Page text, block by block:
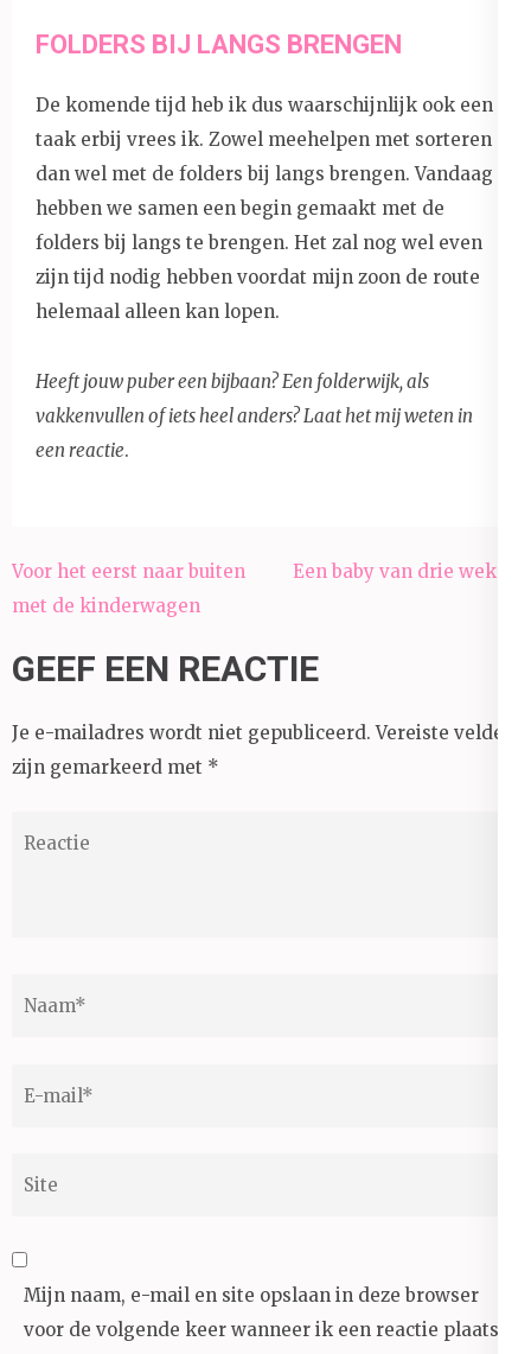
FOLDERS BIJ LANGS BRENGEN
De komende tijd heb ik dus waarschijnlijk ook een
taak erbij vrees ik. Zowel meehelpen met sorteren
dan wel met de folders bij langs brengen. Vandaag
hebben we samen een begin gemaakt met de
folders bij langs te brengen. Het zal nog wel even
zijn tijd nodig hebben voordat mijn zoon de route
helemaal alleen kan lopen.
Heeft jouw puber een bijbaan? Een folderwijk, als
vakkenvullen of iets heel anders? Laat het mij weten in
een reactie.
Bericht
navigatie
Voor het eerst naar buiten
met de kinderwagen
Een baby van drie weken
GEEF EEN REACTIE
Je e-mailadres wordt niet gepubliceerd. Vereiste velden
zijn gemarkeerd met *
Mijn naam, e-mail en site opslaan in deze browser
voor de volgende keer wanneer ik een reactie plaats.